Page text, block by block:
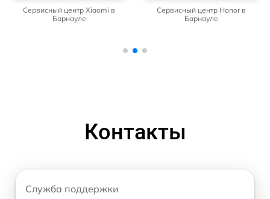
Сервисный центр Xiaomi в
Барнауле
Сервисный центр Honor в
Барнауле
Контакты
Служба поддержки